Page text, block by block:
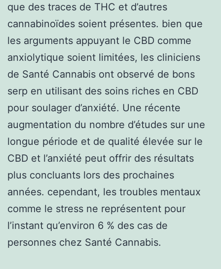
que des traces de THC et d’autres
cannabinoïdes soient présentes. bien que
les arguments appuyant le CBD comme
anxiolytique soient limitées, les cliniciens
de Santé Cannabis ont observé de bons
serp en utilisant des soins riches en CBD
pour soulager d’anxiété. Une récente
augmentation du nombre d’études sur une
longue période et de qualité élevée sur le
CBD et l’anxiété peut offrir des résultats
plus concluants lors des prochaines
années. cependant, les troubles mentaux
comme le stress ne représentent pour
l’instant qu’environ 6 % des cas de
personnes chez Santé Cannabis.